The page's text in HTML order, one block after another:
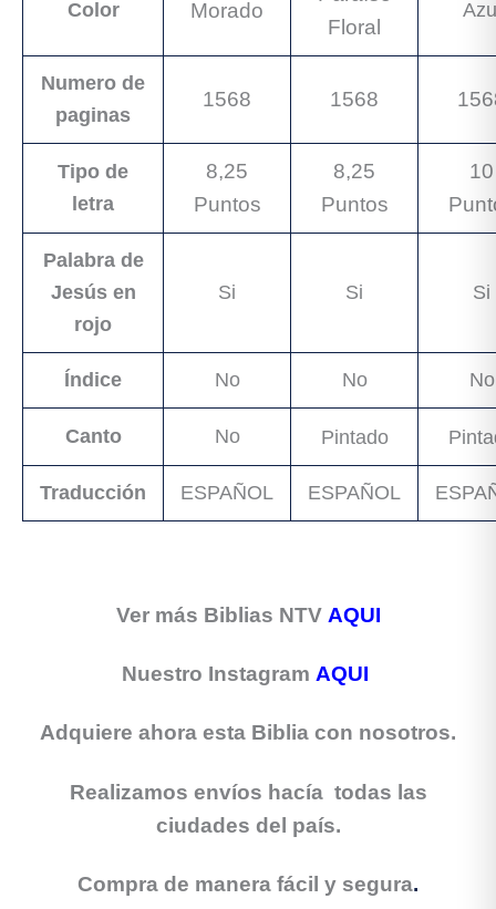
Color Morado
Floral
Numero de
paginas
1568 1568
Tipo de
letra
8,25
Puntos
8,25
Puntos
10
Palabra de
Jesús en
rojo
Si Si Si
Índice No No No
Canto No Pintado
Traducción ESPAÑOL ESPAÑOL
Ver más Biblias NTV AQUI
Nuestro Instagram AQUI
Adquiere ahora esta Biblia con nosotros.
Realizamos envíos hacía todas las
ciudades del país.
Compra de manera fácil y segura.